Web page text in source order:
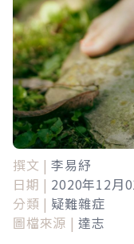
撰文 | 李易紓
日期 | 2020年12月
分類 | 疑難雜症
圖檔來源 | 達志